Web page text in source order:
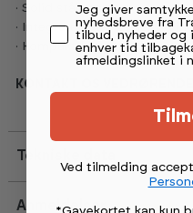
· Solid stålramme
· Integreret REP-tæller og
· Kompakt fodaftryk
KONTAKT OS
Tekniske data
Anmeldelser
Permission tekst
Jeg giver
nyhedsbreve fra
tilbud, nyheder og
enhver tid
afmeldingslinket i
Ved tilmelding